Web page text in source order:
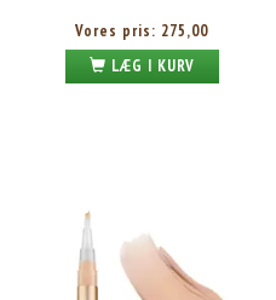
Vores pris: 275,00
LÆG I KURV